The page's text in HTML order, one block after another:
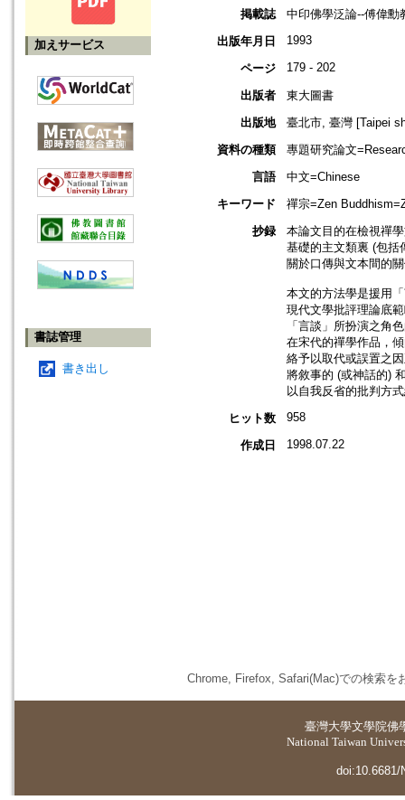
加えサービス
書誌管理
書き出し
掲載誌
中印佛學泛論--傅偉勳
出版年月日
1993
ページ 179 - 202
出版者
東大圖書
出版地
臺北市, 臺灣 [Taipei
資料の種類
專題研究論文
言語
中文=Chinese
キーワード
禪宗=Zen
抄録
本論文目的在檢視禪
基礎的主文類裏 (包括
關於口傳與文本間的
本文的方法學是援用
現代文學批評理論底
「言談」所扮演之角
在宋代的禪學作品，
絡予以取代或誤置之
將敘事的 (或神話的)
以自我反省的批判方
ヒット数
958
作成日 1998.07.22
Chrome, Firefox, Safari(Mac)での検索を
臺灣大學文學院佛
National Taiwan
doi:10.6681/